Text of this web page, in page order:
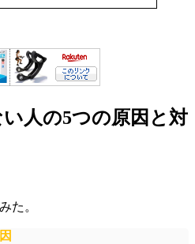
人の5つの原因と対
た。